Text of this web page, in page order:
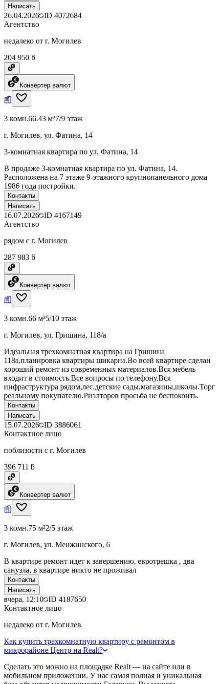
Написать
26.04.2026 ID 4072684
Агентство
недалеко от г. Могилев
204 950 ƃ
Конвертер валют
3 комн.66.43 м²7/9 этаж
г. Могилев, ул. Фатина, 14
3-комнатная квартира по ул. Фатина, 14
В продаже 3-комнатная квартира по ул. Фатина, 14.
Расположена на 7 этаже 9-этажного крупнопанельного дома
1986 года постройки.
Контакты
Написать
16.07.2026 ID 4167149
Агентство
рядом с г. Могилев
287 983 ƃ
Конвертер валют
3 комн.66 м²5/10 этаж
г. Могилев, ул. Гришина, 118/а
Идеальная трехкомнатная квартира на Гришина
118а,планировка квартиры шикарна.Во всей квартире сделан
хороший ремонт из современных материалов.Вся мебель
входит в стоимость.Все вопросы по телефону.Вся
инфраструктура рядом,лес,детские сады,магазины,школы.Торг
реальному покупателю.Риэлторов просьба не беспокоить.
Контакты
Написать
15.07.2026 ID 3886061
Контактное лицо
поблизости с г. Могилев
396 711 ƃ
Конвертер валют
3 комн.75 м²2/5 этаж
г. Могилев, ул. Менжинского, 6
В квартире ремонт идет к завершению, евротрешка , два
санузла, в квартире никто не проживал
Контакты
Написать
вчера, 12:10 ID 4187650
Контактное лицо
недалеко от г. Могилев
Как купить трехкомнатную квартиру с ремонтом в
микрорайоне Центр на Realt?
Сделать это можно на площадке Realt — на сайте или в
мобильном приложении. У нас самая полная и уникальная